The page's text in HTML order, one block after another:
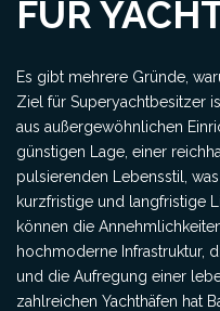
FÜR
Es gibt mehrere Gründe,
Ziel für Superyachtbesitzer
aus außergewöhnlichen
günstigen Lage, einer
pulsierenden Lebensstil,
kurzfristige und langfristige
können die
hochmoderne Infrastruktur,
und die Aufregung einer
zahlreichen Yachthäfen hat